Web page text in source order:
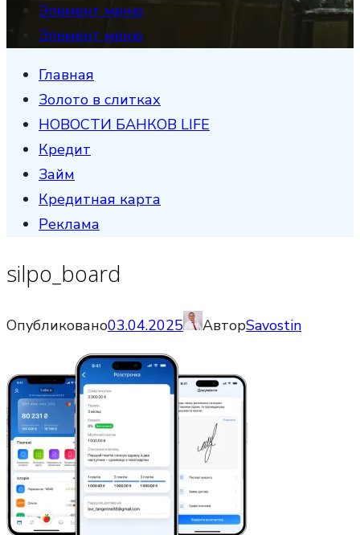
Элемент меню
Элемент меню
Главная
Золото в слитках
НОВОСТИ БАНКОВ LIFE
Кредит
Займ
Кредитная карта
Реклама
silpo_board
Опубликовано03.04.2025 АвторSavostin